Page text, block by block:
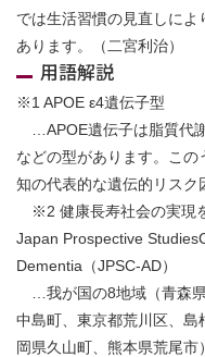
では生活習慣の見直しに
あります。（二宮利治）
用語解説
※1 APOE ε4遺伝子型
…APOE遺伝子は脂質代
などの型があります。こ
知の代表的な遺伝的リスク
※2 健康⻑寿社会の実現
Japan Prospective
Dementia（JPSC-AD）
…我が国の8地域（⻘森
中島町、東京都荒川区、
岡県久⼭町、熊本県荒尾